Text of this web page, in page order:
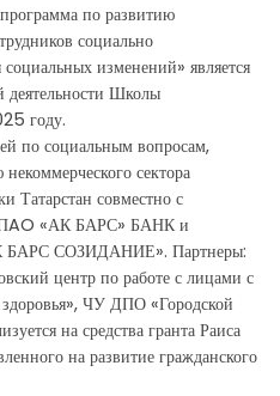
по развитию
социально
изменений» является
Школы
году.
по социальным вопросам,
сектора
Татарстан совместно с
ПAO «АК БАРС» БАНК и
БАРС СОЗИДАНИЕ». Партнеры:
центр по работе с лицами с
ЧУ ДПО «Городской
на средства гранта Раиса
на развитие гражданского